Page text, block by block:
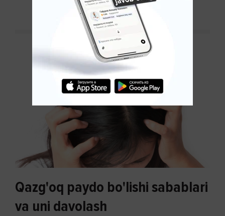
Qazg'oq paydo bo'lishi sabablari
va uni davolash